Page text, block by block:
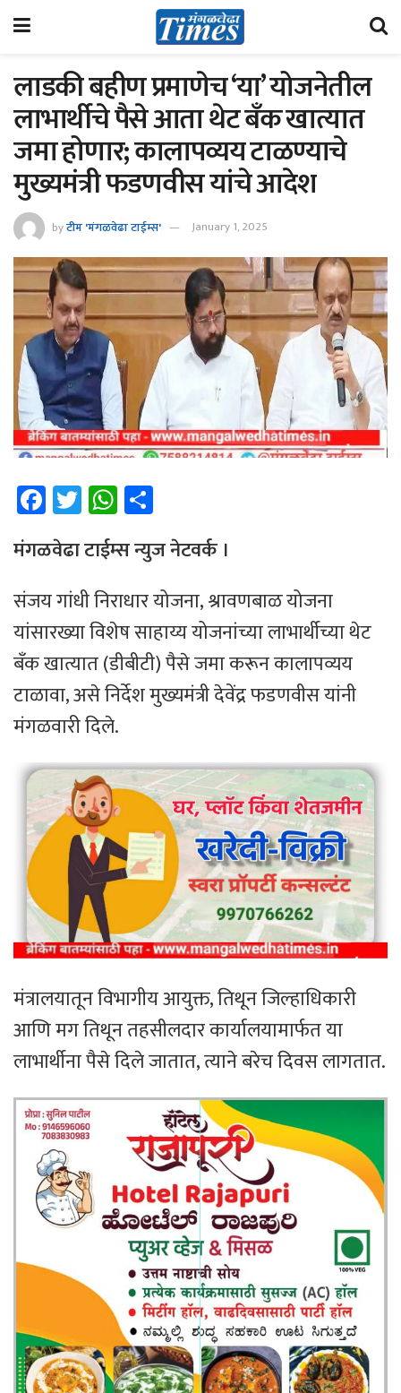
लाडकी बहीण प्रमाणेच ‘या’ योजनेतील
लाभार्थीचे पैसे आता थेट बँक खात्यात
जमा होणार; कालापव्यय टाळण्याचे
मुख्यमंत्री फडणवीस यांचे आदेश
byटीम 'मंगळवेढा टाईम्स' January 1, 2025
Fa
ce
b
o
ok
T
wi
tt
er
W
h
at
sA
p
p
ar
e
मंगळवेढा टाईम्स न्युज नेटवर्क ।
संजय गांधी निराधार योजना, श्रावणबाळ योजना
यांसारख्या विशेष साहाय्य योजनांच्या लाभार्थीच्या थेट
बँक खात्यात (डीबीटी) पैसे जमा करून कालापव्यय
टाळावा, असे निर्देश मुख्यमंत्री देवेंद्र फडणवीस यांनी
मंगळवारी दिले.
मंत्रालयातून विभागीय आयुक्त, तिथून जिल्हाधिकारी
आणि मग तिथून तहसीलदार कार्यालयामार्फत या
लाभार्थीना पैसे दिले जातात, त्याने बरेच दिवस लागतात.